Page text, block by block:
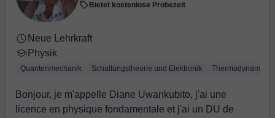
genere estrés y se fructífera.
Bietet kostenlose Probezeit
Neue Lehrkraft
Physik
Quantenmechanik Schaltungstheorie und Elektronik Thermodynamik
Bonjour, je m'appelle Diane Uwankubito, j'ai une
licence en physique fondamentale et j'ai un DU de